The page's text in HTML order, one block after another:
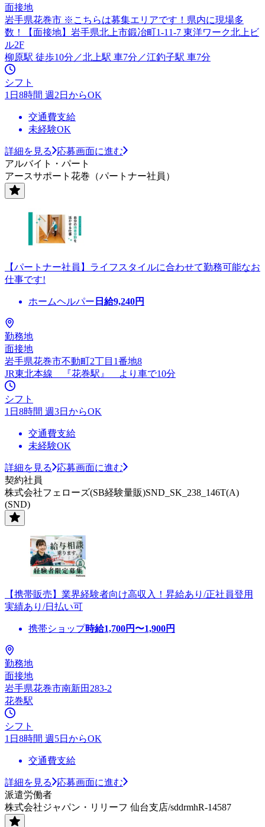
面接地
岩手県花巻市 ※こちらは募集エリアです！県内に現場多
数！【面接地】岩手県北上市鍛冶町1-11-7 東洋ワーク北上ビ
ル2F
柳原駅 徒歩10分／北上駅 車7分／江釣子駅 車7分
シフト
1日8時間 週2日からOK
交通費支給
未経験OK
詳細を見る
応募画面に進む
アルバイト・パート
アースサポート花巻（パートナー社員）
【パートナー社員】ライフスタイルに合わせて勤務可能なお
仕事です!
ホームヘルパー 日給9,240円
勤務地
面接地
岩手県花巻市不動町2丁目1番地8
JR東北本線 『花巻駅』 より車で10分
シフト
1日8時間 週3日からOK
交通費支給
未経験OK
詳細を見る
応募画面に進む
契約社員
株式会社フェローズ(SB経験量販)SND_SK_238_146T(A)
(SND)
【携帯販売】業界経験者向け高収入！昇給あり/正社員登用
実績あり/日払い可
携帯ショップ時給1,700円〜1,900円
勤務地
面接地
岩手県花巻市南新田283-2
花巻駅
シフト
1日8時間 週5日からOK
交通費支給
詳細を見る
応募画面に進む
派遣労働者
株式会社ジャパン・リリーフ 仙台支店/sddrmhR-14587